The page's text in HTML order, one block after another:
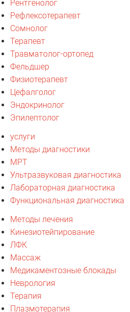
Рентгенолог
Рефлексотерапевт
Сомнолог
Терапевт
Травматолог-ортопед
Фельдшер
Физиотерапевт
Цефалголог
Эндокринолог
Эпилептолог
услуги
Методы диагностики
МРТ
Ультразвуковая диагностика
Лабораторная диагностика
Функциональная диагностика
Методы лечения
Кинезиотейпирование
ЛФК
Массаж
Медикаментозные блокады
Неврология
Терапия
Плазмотерапия